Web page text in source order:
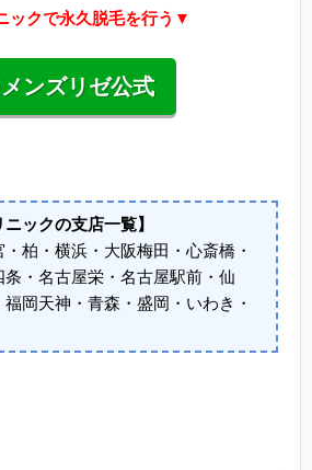
ックで永久脱毛を行う▼
メンズリゼ公式
ニックの支店一覧】
柏・横浜・大阪梅田・心斎橋・
・名古屋栄・名古屋駅前・仙
岡天神・青森・盛岡・いわき・